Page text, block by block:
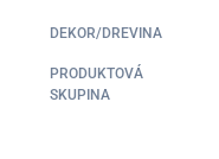
DEKOR/DREVINA
PRODUKTOVÁ
SKUPINA